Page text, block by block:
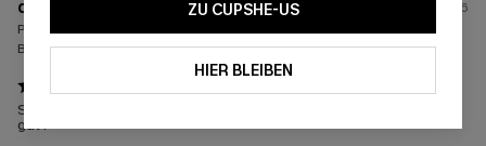
d****
02/07/2026
Passform:
Bestellte Größen:M / M
Sehr Hochwertige Qualität und sehr schön kaschiert auch sehr
gut .
ZU CUPSHE-US
HIER BLEIBEN